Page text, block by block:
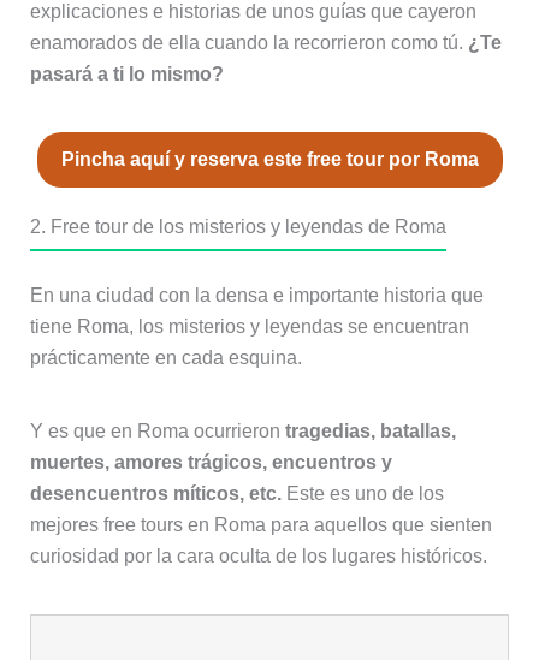
explicaciones e historias de unos guías que cayeron
enamorados de ella cuando la recorrieron como tú. ¿Te
pasará a ti lo mismo?
Pincha aquí y reserva este free tour por Roma
2. Free tour de los misterios y leyendas de Roma
En una ciudad con la densa e importante historia que
tiene Roma, los misterios y leyendas se encuentran
prácticamente en cada esquina.
Y es que en Roma ocurrieron tragedias, batallas,
muertes, amores trágicos, encuentros y
desencuentros míticos, etc.Este es uno de los
mejores free tours en Roma para aquellos que sienten
curiosidad por la cara oculta de los lugares históricos.